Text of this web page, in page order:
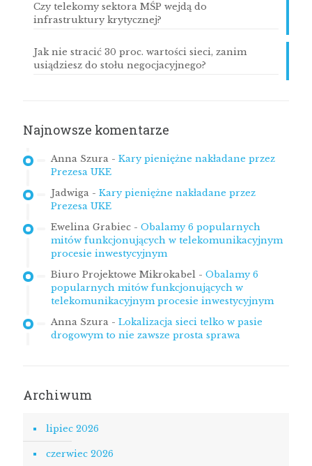
Czy telekomy sektora MŚP wejdą do
infrastruktury krytycznej?
Jak nie stracić 30 proc. wartości sieci, zanim
usiądziesz do stołu negocjacyjnego?
Najnowsze komentarze
Anna Szura - Kary pieniężne nakładane przez
Prezesa UKE
Jadwiga - Kary pieniężne nakładane przez
Prezesa UKE
Ewelina Grabiec - Obalamy 6 popularnych
mitów funkcjonujących w telekomunikacyjnym
procesie inwestycyjnym
Biuro Projektowe Mikrokabel - Obalamy 6
popularnych mitów funkcjonujących w
telekomunikacyjnym procesie inwestycyjnym
Anna Szura - Lokalizacja sieci telko w pasie
drogowym to nie zawsze prosta sprawa
Archiwum
lipiec 2026
czerwiec 2026